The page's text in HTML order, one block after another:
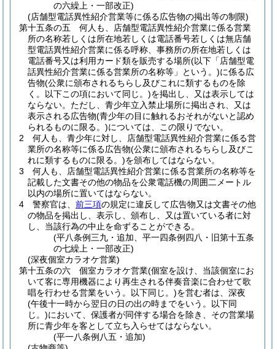
の六繰上・一部改正)
(店舗型電話異性紹介営業等に係る広告物の掲出等の制限)
第十五条の五
何人も、店舗型電話異性紹介営業に係る営業
所の名称若しくは所在地若しくは電話番号若しくは無店舗
型電話異性紹介営業に係る呼称、事務所の所在地若しくは
電話番号又は利用カード類を販売する場所(以下「店舗型電
話異性紹介営業に係る営業所の名称等」という。)に係る広
告物(公衆に頒布されるちらし及びこれに類するものを除
く。以下この項において同じ。)を掲出し、又は表示しては
ならない。 ただし、青少年立入禁止場所に掲出され、又は
表示される広告物(青少年の目に触れるおそれがないと認め
られるものに限る。)については、この限りでない。
2
何人も、青少年に対し、店舗型電話異性紹介営業に係る営
業所の名称等に係る広告物(公衆に頒布されるちらし及びこ
れに類するものに限る。)を頒布してはならない。
3
何人も、店舗型電話異性紹介営業に係る営業所の名称等を
記載した文書その他の物品を公衆電話機の周囲二メートル
以内の場所に置いてはならない。
4
警察官は、 前三項の規定に違反して広告物又は文書その他
の物品を掲出し、表示し、頒布し、又は置いている者に対
し、当該行為の中止を命ずることができる。
(平八条例三九・追加、平一四条例四八・旧第十五条
の七繰上・一部改正)
(深夜個室カラオケ営業)
第十五条の六
個室カラオケ営業(個室を設け、当該個室にお
いて客に専用機器により再生される伴奏音楽に合わせて歌
唱を行わせる営業をいう。以下同じ。)を営む者は、深夜
(午後十一時から翌日の日の出の時までをいう。以下同
じ。)において、保護者が同伴する場合を除き、その営業場
所に青少年を客として立ち入らせてはならない。
(平一八条例八五・追加)